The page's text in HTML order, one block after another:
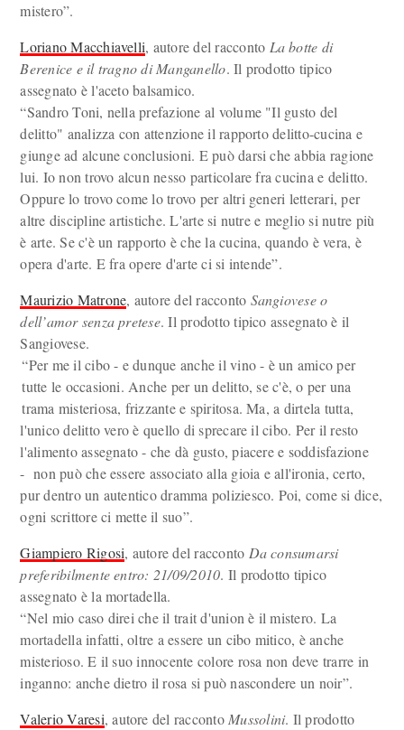
mistero”.
Loriano Macchiavelli, autore del racconto La botte di
Berenice e il tragno di Manganello. Il prodotto tipico
assegnato è l'aceto balsamico.
“Sandro Toni, nella prefazione al volume "Il gusto del
delitto" analizza con attenzione il rapporto delitto-cucina e
giunge ad alcune conclusioni. E può darsi che abbia ragione
lui. Io non trovo alcun nesso particolare fra cucina e delitto.
Oppure lo trovo come lo trovo per altri generi letterari, per
altre discipline artistiche. L'arte si nutre e meglio si nutre più
è arte. Se c'è un rapporto è che la cucina, quando è vera, è
opera d'arte. E fra opere d'arte ci si intende”.
Maurizio Matrone, autore del racconto Sangiovese o
dell’amor senza pretese. Il prodotto tipico assegnato è il
Sangiovese.
“Per me il cibo - e dunque anche il vino - è un amico per
tutte le occasioni. Anche per un delitto, se c'è, o per una
trama misteriosa, frizzante e spiritosa. Ma, a dirtela tutta,
l'unico delitto vero è quello di sprecare il cibo. Per il resto
l'alimento assegnato - che dà gusto, piacere e soddisfazione
- non può che essere associato alla gioia e all'ironia, certo,
pur dentro un autentico dramma poliziesco. Poi, come si dice,
ogni scrittore ci mette il suo”.
Giampiero Rigosi, autore del racconto Da consumarsi
preferibilmente entro: 21/09/2010. Il prodotto tipico
assegnato è la mortadella.
“Nel mio caso direi che il trait d'union è il mistero. La
mortadella infatti, oltre a essere un cibo mitico, è anche
misterioso. E il suo innocente colore rosa non deve trarre in
inganno: anche dietro il rosa si può nascondere un noir”.
Valerio Varesi, autore del racconto Mussolini. Il prodotto